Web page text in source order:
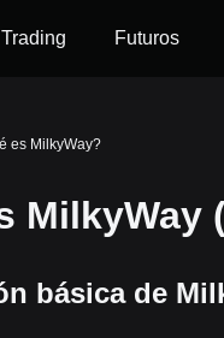
Trading Futuros
es MilkyWay?
MilkyWay
básica de